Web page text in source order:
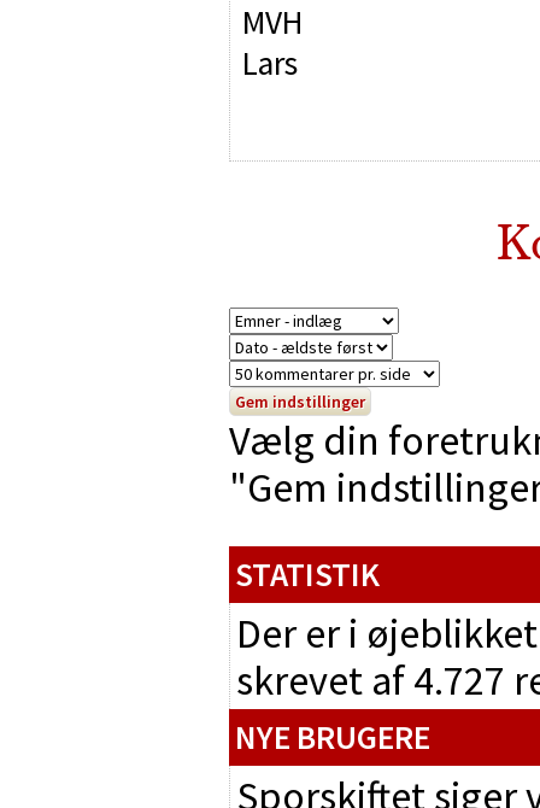
MVH
Lars
Vælg din
"Gem
STATISTIK
Der er i
skrevet af 4.727
NYE BRUGERE
Sporskiftet